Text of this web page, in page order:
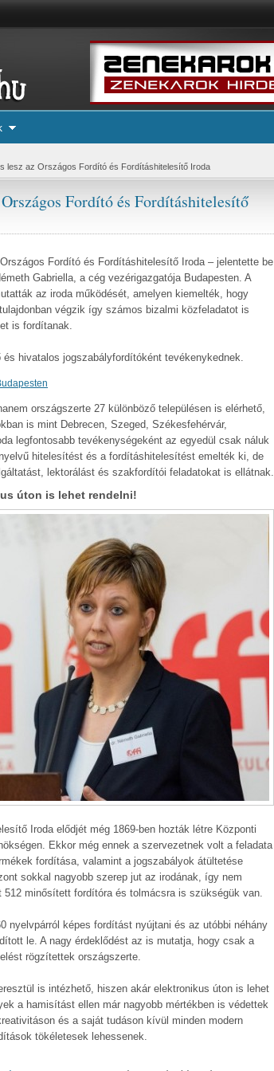
lesz az Országos Fordító és Fordításhitelesítő Iroda
Fordító és Fordításhitelesítő
Fordító és Fordításhitelesítő Iroda – jelentette be
Gabriella, a cég vezérigazgatója Budapesten. A
az iroda működését, amelyen kiemelték, hogy
végzik így számos bizalmi közfeladatot is
is fordítanak.
hivatalos jogszabályfordítóként tevékenykednek.
országszerte 27 különböző településen is elérhető,
is mint Debrecen, Szeged, Székesfehérvár,
legfontosabb tevékenységeként az egyedül csak náluk
hitelesítést és a fordításhitelesítést emelték ki, de
lektorálást és szakfordítói feladatokat is ellátnak.
úton is lehet rendelni!
Iroda elődjét még 1869-ben hozták létre Központi
Ekkor még ennek a szervezetnek volt a feladata
fordítása, valamint a jogszabályok átültetése
sokkal nagyobb szerep jut az irodának, így nem
minősített fordítóra és tolmácsra is szükségük van.
nyelvpárról képes fordítást nyújtani és az utóbbi néhány
le. A nagy érdeklődést az is mutatja, hogy csak a
rögzítettek országszerte.
is intézhető, hiszen akár elektronikus úton is lehet
a hamisítást ellen már nagyobb mértékben is védettek
és a saját tudáson kívül minden modern
tökéletesek lehessenek.